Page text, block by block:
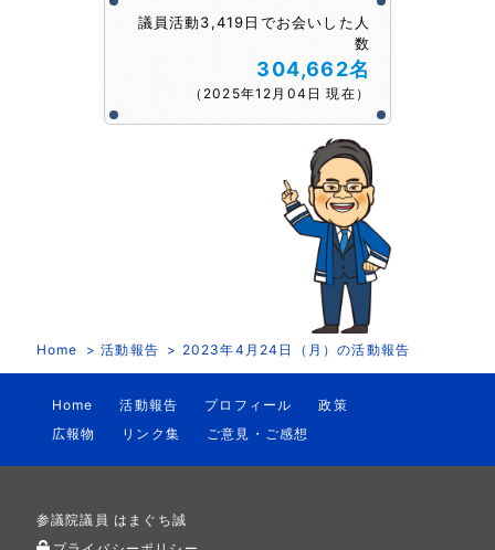
議員活動3,419日でお会いした人
数
304,662名
（2025年12月04日 現在）
Home 活動報告 2023年4月24日（月）の活動報告
Home 活動報告 プロフィール
政策
広報物
リンク集 ご意見・ご感想
参議院議員 はまぐち誠